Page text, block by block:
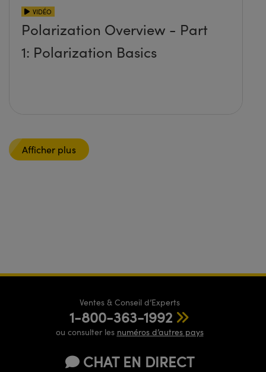
VIDÉO
Polarization Overview - Part
1: Polarization Basics
Afficher plus
Ventes & Conseil d’Experts
1-800-363-1992
ou consulter les numéros d’autres pays
CHAT EN DIRECT